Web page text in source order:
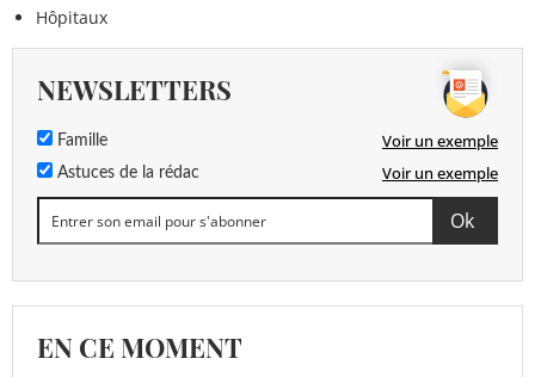
Hôpitaux
NEWSLETTERS
Famille Voir un exemple
Astuces de la rédac Voir un exemple
EN CE MOMENT